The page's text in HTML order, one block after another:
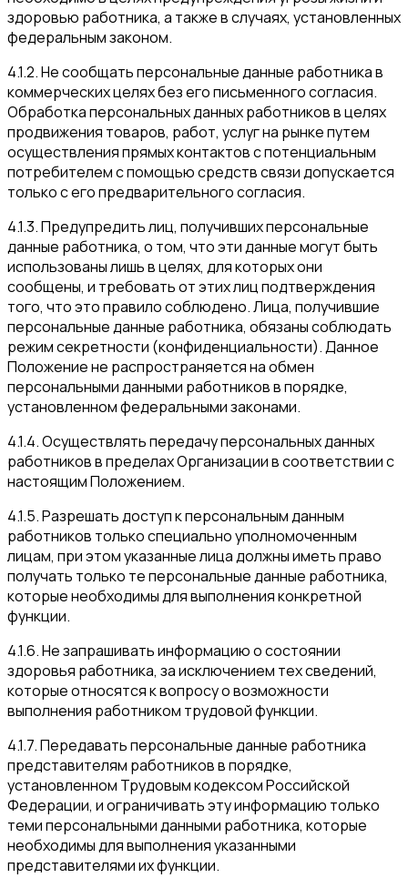
здоровью работника, а также в случаях, установленных
федеральным законом.
4.1.2. Не сообщать персональные данные работника в
коммерческих целях без его письменного согласия.
Обработка персональных данных работников в целях
продвижения товаров, работ, услуг на рынке путем
осуществления прямых контактов с потенциальным
потребителем с помощью средств связи допускается
только с его предварительного согласия.
4.1.3. Предупредить лиц, получивших персональные
данные работника, о том, что эти данные могут быть
использованы лишь в целях, для которых они
сообщены, и требовать от этих лиц подтверждения
того, что это правило соблюдено. Лица, получившие
персональные данные работника, обязаны соблюдать
режим секретности (конфиденциальности). Данное
Положение не распространяется на обмен
персональными данными работников в порядке,
установленном федеральными законами.
4.1.4. Осуществлять передачу персональных данных
работников в пределах Организации в соответствии с
настоящим Положением.
4.1.5. Разрешать доступ к персональным данным
работников только специально уполномоченным
лицам, при этом указанные лица должны иметь право
получать только те персональные данные работника,
которые необходимы для выполнения конкретной
функции.
4.1.6. Не запрашивать информацию о состоянии
здоровья работника, за исключением тех сведений,
которые относятся к вопросу о возможности
выполнения работником трудовой функции.
4.1.7. Передавать персональные данные работника
представителям работников в порядке,
установленном Трудовым кодексом Российской
Федерации, и ограничивать эту информацию только
теми персональными данными работника, которые
необходимы для выполнения указанными
представителями их функции.